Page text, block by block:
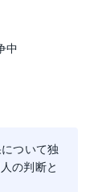
中
ついて独
の判断と